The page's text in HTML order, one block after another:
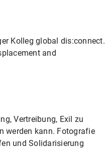
Kolleg global dis:connect.
and
Vertreibung, Exil zu
werden kann. Fotografie
und Solidarisierung